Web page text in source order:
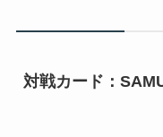
対戦カード：